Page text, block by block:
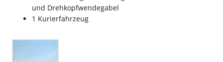
und Drehkopfwendegabel
1 Kurierfahrzeug